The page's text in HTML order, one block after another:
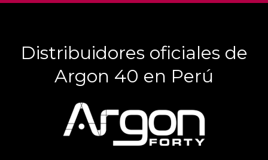
Distribuidores oficiales de
Argon 40 en Perú